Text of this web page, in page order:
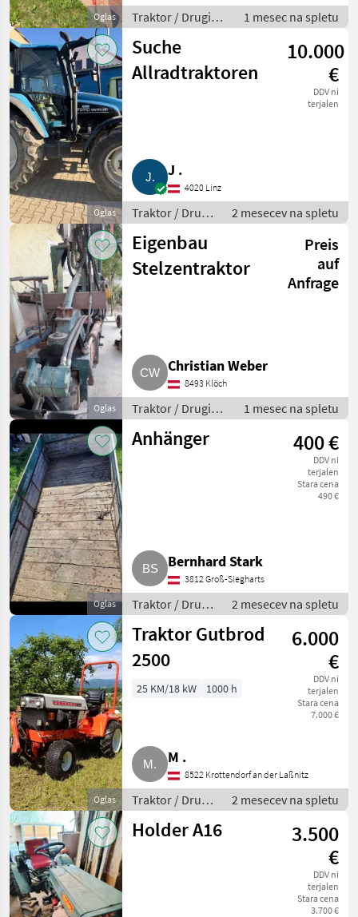
Oglas
Traktor / Drugi
traktor
1 mesec na spletu
Oglas
Suche
Allradtraktoren
10.000
€
DDV ni
terjalen
J .
4020 Linz
Traktor / Drugi
traktor
2 mesecev na spletu
Oglas
Eigenbau
Stelzentraktor
Preis
auf
Anfrage
Christian Weber
8493 Klöch
Traktor / Drugi
traktor
1 mesec na spletu
Oglas
Anhänger 400 €
DDV ni
terjalen
Stara cena
490 €
Bernhard Stark
3812 Groß-Siegharts
Traktor / Drugi
traktor
2 mesecev na spletu
Oglas
Traktor Gutbrod
2500
6.000
€
DDV ni
terjalen
Stara cena
7.000 €
25 KM/18 kW 1000 h
M .
8522 Krottendorf an der Laßnitz
Traktor / Drugi
traktor
2 mesecev na spletu
Holder A16
3.500
€
DDV ni
terjalen
Stara cena
3.700 €